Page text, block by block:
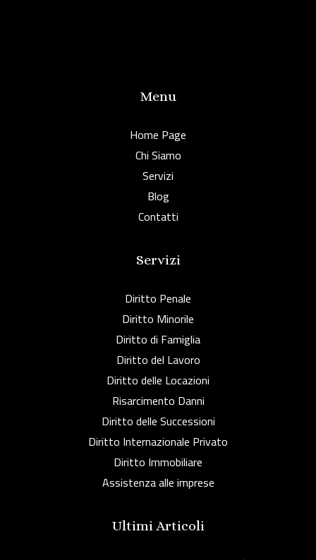
Menu
Home Page
Chi Siamo
Servizi
Blog
Contatti
Servizi
Diritto Penale
Diritto Minorile
Diritto di Famiglia
Diritto del Lavoro
Diritto delle Locazioni
Risarcimento Danni
Diritto delle Successioni
Diritto Internazionale Privato
Diritto Immobiliare
Assistenza alle imprese
Ultimi Articoli